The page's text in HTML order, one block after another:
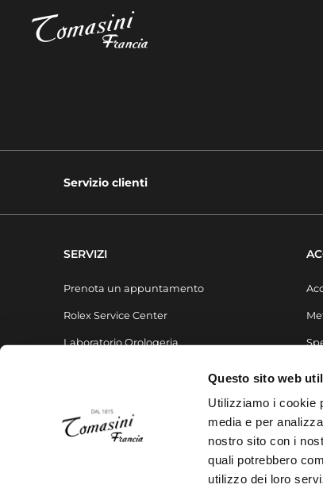
Questo sito web
Utilizziamo i cookie
media e per
nostro sito con i
quali potrebbero
utilizzo dei loro
Servizio clienti
SERVIZI
Prenota un appuntamento
Rolex Service Center
Laboratorio Orologeria